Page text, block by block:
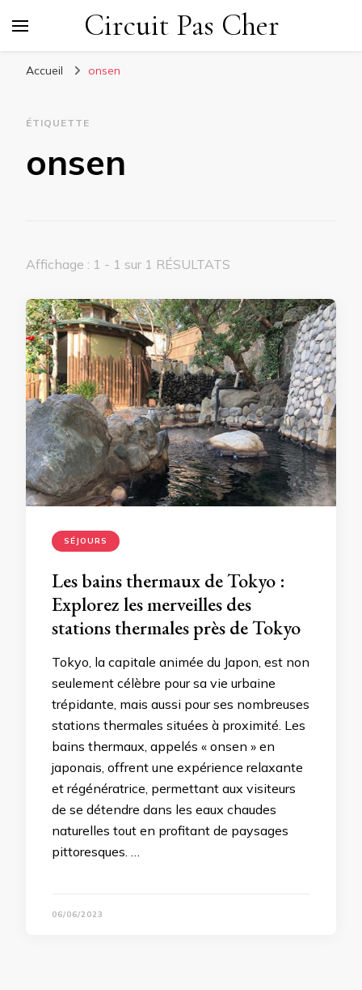
Circuit Pas Cher
Accueil onsen
ÉTIQUETTE
onsen
Affichage : 1 - 1 sur 1 RÉSULTATS
SÉJOURS
Les bains thermaux de Tokyo :
Explorez les merveilles des
stations thermales près de Tokyo
Tokyo, la capitale animée du Japon, est non
seulement célèbre pour sa vie urbaine
trépidante, mais aussi pour ses nombreuses
stations thermales situées à proximité. Les
bains thermaux, appelés « onsen » en
japonais, offrent une expérience relaxante
et régénératrice, permettant aux visiteurs
de se détendre dans les eaux chaudes
naturelles tout en profitant de paysages
pittoresques. …
06/06/2023